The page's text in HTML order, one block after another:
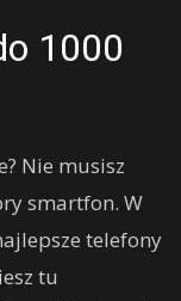
1000
Nie musisz
smartfon. W
telefony
tu